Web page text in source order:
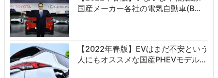
国産メーカー各社の電気自動車(B…
【2022年春版】EVはまだ不安という
人にもオススメな国産PHEVモデル…